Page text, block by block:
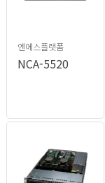
엔에스플랫폼
NCA-5520